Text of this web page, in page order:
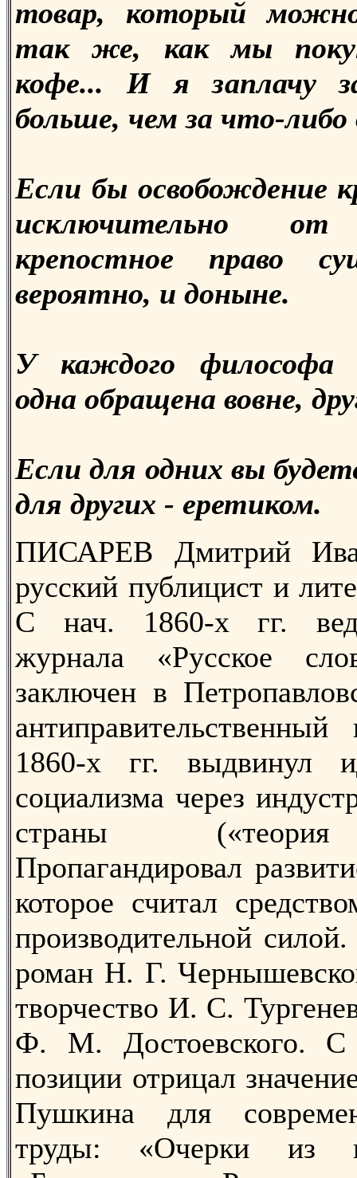
товар, который
так же, как мы
кофе... И я заплачу
больше, чем за что-либо
Если бы освобождение
исключительно
крепостное право
вероятно, и доныне.
У каждого философа
одна обращена вовне,
Если для одних вы
для других - еретиком.
ПИСАРЕВ Дмитрий
русский публицист и
С нач. 1860-х гг.
журнала «Русское
заключен в
1860-х гг. выдвинул
социализма через
страны («теория
Пропагандировал
которое считал
производительной
роман Н. Г.
творчество И. С.
Ф. М. Достоевского. С
позиции отрицал
Пушкина для
труды: «Очерки из